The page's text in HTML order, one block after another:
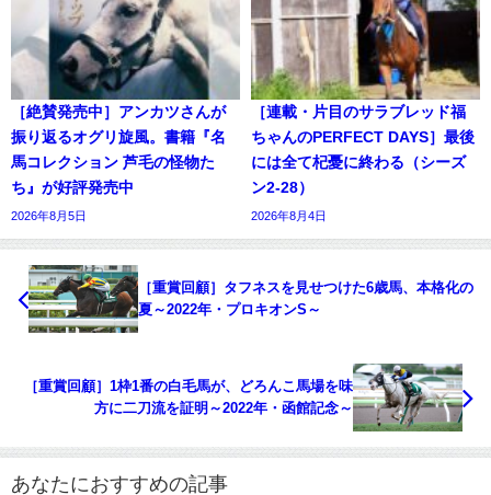
［絶賛発売中］アンカツさんが
振り返るオグリ旋風。書籍『名
馬コレクション 芦毛の怪物た
ち』が好評発売中
2026年8月5日
［連載・片目のサラブレッド福
ちゃんのPERFECT DAYS］最後
には全て杞憂に終わる（シーズ
ン2-28）
2026年8月4日
［重賞回顧］タフネスを見せつけた6歳馬、本格化の
夏～2022年・プロキオンS～
［重賞回顧］1枠1番の白毛馬が、どろんこ馬場を味
方に二刀流を証明～2022年・函館記念～
あなたにおすすめの記事